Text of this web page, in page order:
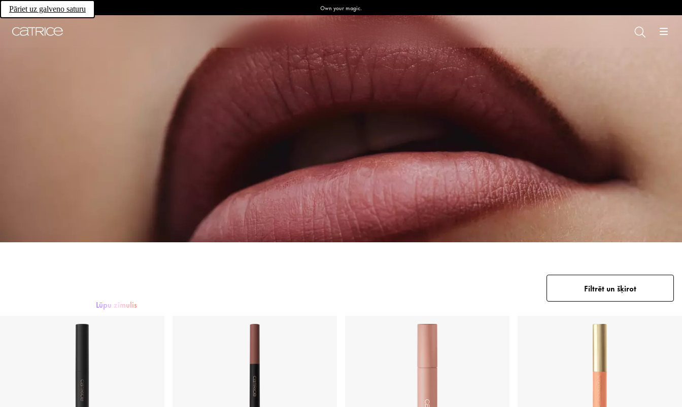
Pāriet uz galveno saturu Own your magic.
Lūpu zīmulis
Filtrēt un šķirot